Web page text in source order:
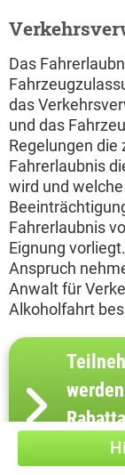
Das
das
und das
Regelungen die
Fahrerlaubnis
wird und
Fahrerlaubnis
Eignung
Anspruch
Anwalt für
Alkoholfahrt
sichern